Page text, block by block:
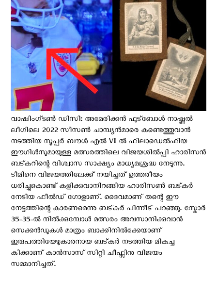
വാഷിംഗ്ടണ്‍ ഡി‌സി: അമേരിക്കന്‍ ഫുട്ബോള്‍ നാഷ്ണല്‍
ലീഗിലെ 2022 സീസണ്‍ ചാമ്പ്യന്‍മാരെ കണ്ടെത്തുവാന്‍
നടത്തിയ സൂപ്പര്‍ ബൗള്‍ എല്‍ VII ല്‍ ഫിലാഡെല്‍ഫിയ
ഈഗിള്‍സുമായുള്ള മത്സരത്തിലെ വിജയശില്‍പ്പി ഹാരിസന്‍
ബട്കറിന്റെ വിശ്വാസ സാക്ഷ്യം മാധ്യമശ്രദ്ധ നേടുന്നു.
ടീമിനെ വിജയത്തിലേക്ക് നയിച്ചത് ഉത്തരീയം
ധരിച്ചുകൊണ്ട് കളിക്കുവാനിറങ്ങിയ ഹാരിസണ്‍ ബട്കര്‍
നേടിയ ഫീല്‍ഡ് ഗോളാണ്. ദൈവമാണ് തന്റെ ഈ
നേട്ടത്തിന്റെ കാരണമെന്നു ബട്കര്‍ പിന്നീട് പറഞ്ഞു. സ്കോര്‍
35-35-ല്‍ നില്‍ക്കുമ്പോള്‍ മത്സരം അവസാനിക്കുവാന്‍
സെക്കന്‍ഡുകള്‍ മാത്രം ബാക്കിനില്‍ക്കേയാണ്
ഇരുപത്തിയേഴുകാരനായ ബട്കര്‍ നടത്തിയ മികച്ച
കിക്കാണ് കാന്‍സാസ് സിറ്റി ചീഫ്സിനു വിജയം
സമ്മാനിച്ചത്.